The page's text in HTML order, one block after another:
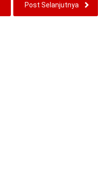
Post Selanjutnya